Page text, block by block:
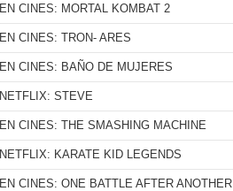
EN CINES: MORTAL KOMBAT 2
EN CINES: TRON- ARES
EN CINES: BAÑO DE MUJERES
NETFLIX: STEVE
EN CINES: THE SMASHING MACHINE
NETFLIX: KARATE KID LEGENDS
EN CINES: ONE BATTLE AFTER ANOTHER